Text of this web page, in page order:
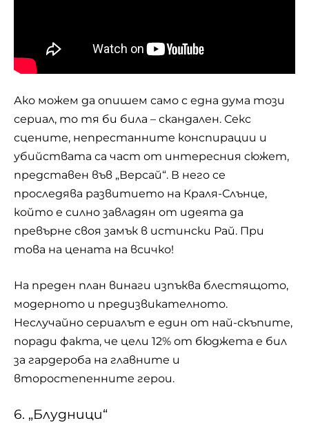
Ако можем да опишем само с една дума този
сериал, то тя би била – скандален. Секс
сцените, непрестанните конспирации и
убийствата са част от интересния сюжет,
представен във „Версай“. В него се
проследява развитието на Краля-Слънце,
който е силно завладян от идеята да
превърне своя замък в истински Рай. При
това на цената на всичко!
На преден план винаги изпъква блестящото,
модерното и предизвикателното.
Неслучайно сериалът е един от най-скъпите,
поради факта, че цели 12% от бюджета е бил
за гардероба на главните и
второстепенните герои.
6. „Блудници“